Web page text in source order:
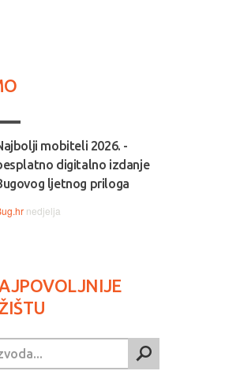
mobiteli 2026. -
digitalno izdanje
ljetnog priloga
nedjelja